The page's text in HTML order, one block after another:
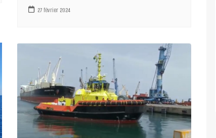
27 février 2024